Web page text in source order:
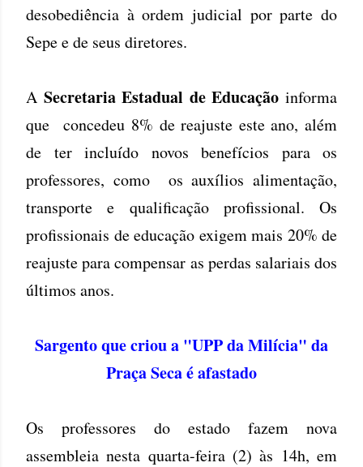
desobediência à ordem judicial por parte do
Sepe e de seus diretores.
A Secretaria Estadual de Educação informa
que concedeu 8% de reajuste este ano, além
de ter incluído novos benefícios para os
professores, como os auxílios alimentação,
transporte e qualificação profissional. Os
profissionais de educação exigem mais 20% de
reajuste para compensar as perdas salariais dos
últimos anos.
Sargento que criou a "UPP da Milícia" da
Praça Seca é afastado
Os professores do estado fazem nova
assembleia nesta quarta-feira (2) às 14h, em